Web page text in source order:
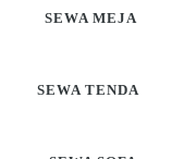
SEWA MEJA
SEWA TENDA